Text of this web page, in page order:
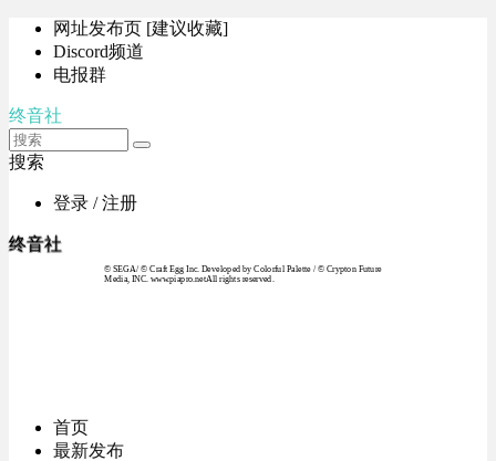
网址发布页 [建议收藏]
Discord频道
电报群
终音社
搜索
登录 / 注册
终音社
© SEGA / © Craft Egg Inc. Developed by Colorful Palette / © Crypton Future
Media, INC. www.piapro.netAll rights reserved.
首页
最新发布